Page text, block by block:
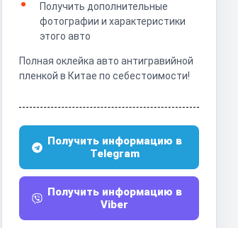
Получить дополнительные
фотографии и характеристики
этого авто
Полная оклейка авто антигравийной
пленкой в Китае по себестоимости!
Получить информацию в
Telegram
Получить информацию в
Viber